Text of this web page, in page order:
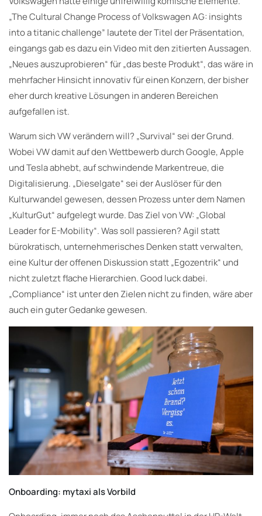
„The Cultural Change Process of Volkswagen AG: insights
into a titanic challenge” lautete der Titel der Präsentation,
eingangs gab es dazu ein Video mit den zitierten Aussagen.
„Neues auszuprobieren“ für „das beste Produkt“, das wäre in
mehrfacher Hinsicht innovativ für einen Konzern, der bisher
eher durch kreative Lösungen in anderen Bereichen
aufgefallen ist.
Warum sich VW verändern will? „Survival“ sei der Grund.
Wobei VW damit auf den Wettbewerb durch Google, Apple
und Tesla abhebt, auf schwindende Markentreue, die
Digitalisierung. „Dieselgate“ sei der Auslöser für den
Kulturwandel gewesen, dessen Prozess unter dem Namen
„KulturGut“ aufgelegt wurde. Das Ziel von VW: „Global
Leader for E-Mobility“. Was soll passieren? Agil statt
bürokratisch, unternehmerisches Denken statt verwalten,
eine Kultur der offenen Diskussion statt „Egozentrik“ und
nicht zuletzt flache Hierarchien. Good luck dabei.
„Compliance“ ist unter den Zielen nicht zu finden, wäre aber
auch ein guter Gedanke gewesen.
Onboarding: mytaxi als Vorbild